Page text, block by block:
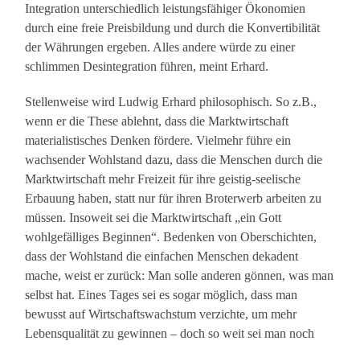
Integration unterschiedlich leistungsfähiger Ökonomien
durch eine freie Preisbildung und durch die Konvertibilität
der Währungen ergeben. Alles andere würde zu einer
schlimmen Desintegration führen, meint Erhard.
Stellenweise wird Ludwig Erhard philosophisch. So z.B.,
wenn er die These ablehnt, dass die Marktwirtschaft
materialistisches Denken fördere. Vielmehr führe ein
wachsender Wohlstand dazu, dass die Menschen durch die
Marktwirtschaft mehr Freizeit für ihre geistig-seelische
Erbauung haben, statt nur für ihren Broterwerb arbeiten zu
müssen. Insoweit sei die Marktwirtschaft „ein Gott
wohlgefälliges Beginnen“. Bedenken von Oberschichten,
dass der Wohlstand die einfachen Menschen dekadent
mache, weist er zurück: Man solle anderen gönnen, was man
selbst hat. Eines Tages sei es sogar möglich, dass man
bewusst auf Wirtschaftswachstum verzichte, um mehr
Lebensqualität zu gewinnen – doch so weit sei man noch